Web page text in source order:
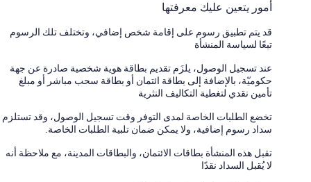
أمور يتعين عليك معرفتها
قد يتم تطبيق رسوم على إقامة شخص إضافي، وتختلف تلك الرسوم
تبعًا لسياسة المنشأة
عند تسجيل الوصول، يلزَم تقديم بطاقة هوية شخصية صادرة عن جهة
حكوميّة، بالإضافة إلى بطاقة ائتمان أو بطاقة سحب مباشر أو مبلغ
تأمين نقدي لتغطية التكاليف النثرية
تخضع الطلبات الخاصة لمدى التوفر وقت تسجيل الوصول، وقد تستلزم
سداد رسوم إضافية، ولا يمكن ضمان تلبية الطلبات الخاصة.
تقبل هذه المنشأة بطاقات الائتمان، والبطاقات المدينة، مع ملاحظة أنه
لا يُقبل السداد نقدًا